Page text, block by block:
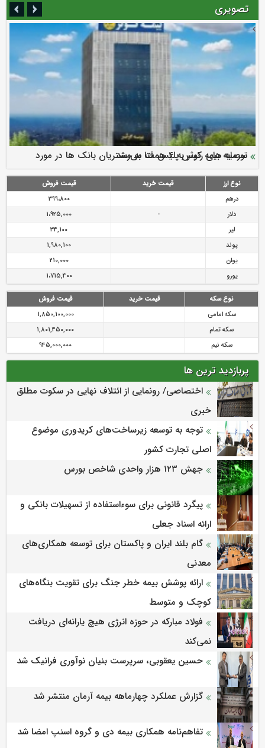
تصویری
ارزش سهام عدالت بالا رفت
سرمایه بیمه کوثر به ۴ همت می‌رسد
نود ثانیه با فولاد سنگان
تقدیر دبیرکل سندیکای بیمه گران ایران از اقدامات مدیرعامل بیمه
رازی
توصیه های رئیس پلیس فتا به مشتریان بانک ها در مورد
پیشگیری از سرقت های مجازی
نوع ارز قیمت خرید
قیمت فروش
درهم
399،800
دلار
-
1،925,000
لیر
34,100
پوند
1,980,100
یوان
210,000
یورو
1،715,400
نوع سکه قیمت خرید
قیمت فروش
سکه امامی
1,850,100,000
سکه تمام
1,801,450,000
سکه نیم
945,000,000
پربازدید ترین ها
اختصاصی/ رونمایی از ائتلاف‌ نهایی در سکوت مطلق
خبری
توجه به توسعه زیرساخت‌های کریدوری موضوع
اصلی تجارت کشور
جهش ۱۲۳ هزار واحدی شاخص بورس
پیگرد قانونی برای سوءاستفاده از تسهیلات بانکی و
ارائه اسناد جعلی
گام بلند ایران و پاکستان برای توسعه همکاری‌های
معدنی
ارائه پوشش بیمه خطر جنگ برای تقویت بنگاه‌های
کوچک و متوسط
فولاد مبارکه در حوزه انرژی هیچ یارانه‌ای دریافت
نمی‌کند
حسین یعقوبی، سرپرست بنیان نوآوری فرانیک شد
گزارش عملکرد چهارماهه بیمه آرمان منتشر شد
تفاهم‌نامه همکاری بیمه دی و گروه اسنپ امضا شد